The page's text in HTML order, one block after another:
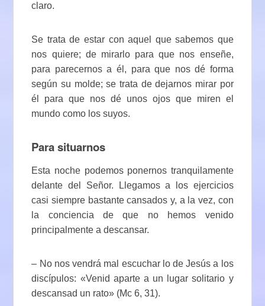
claro.
Se trata de estar con aquel que sabemos que
nos quiere; de mirarlo para que nos enseñe,
para parecernos a él, para que nos dé forma
según su molde; se trata de dejarnos mirar por
él para que nos dé unos ojos que miren el
mundo como los suyos.
Para situarnos
Esta noche podemos ponernos tranquilamente
delante del Señor. Llegamos a los ejercicios
casi siempre bastante cansados y, a la vez, con
la conciencia de que no hemos venido
principalmente a descansar.
– No nos vendrá mal escuchar lo de Jesús a los
discípulos: «Venid aparte a un lugar solitario y
descansad un rato» (Mc 6, 31).